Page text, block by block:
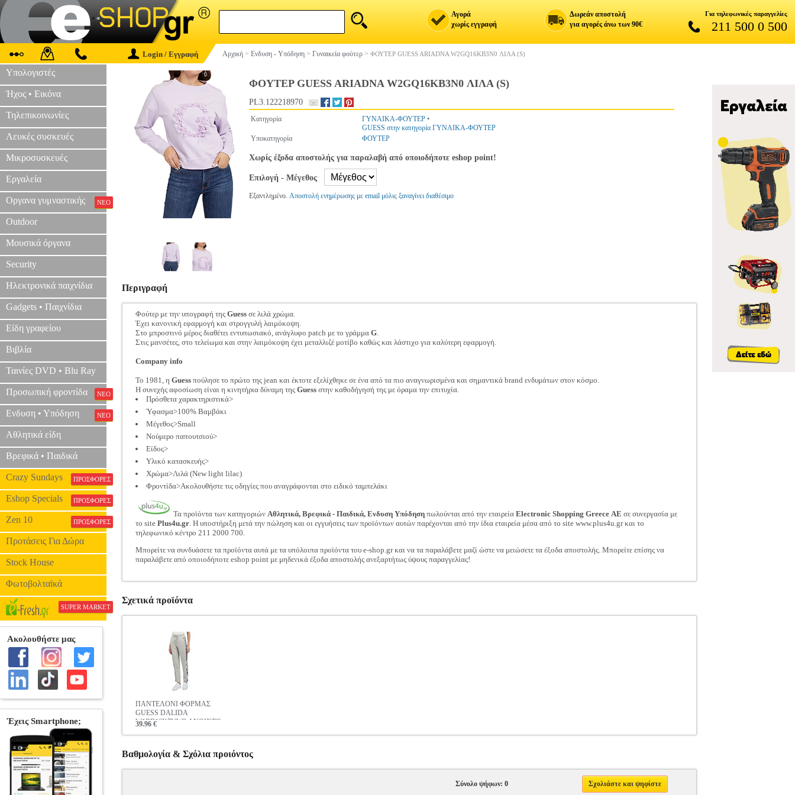
Αγορά
χωρίς εγγραφή
Δωρεάν αποστολή
για αγορές άνω των 90€
Για τηλεφωνικές παραγγελίες
211 500 0 500
Login / Εγγραφή Αρχική > Ενδυση - Υπόδηση > Γυναικεία φούτερ > ΦΟΥΤΕΡ GUESS ARIADNA W2GQ16KB3N0 ΛΙΛΑ (S)
Υπολογιστές
Ήχος • Εικόνα
Τηλεπικοινωνίες
Λευκές συσκευές
Μικροσυσκευές
Εργαλεία
Οργανα γυμναστικής ΝΕΟ
Outdoor
Μουσικά όργανα
Security
Ηλεκτρονικά παιχνίδια
Gadgets • Παιχνίδια
Είδη γραφείου
Βιβλία
Ταινίες DVD • Blu Ray
Προσωπική φροντίδα ΝΕΟ
Ενδυση • Υπόδηση ΝΕΟ
Αθλητικά είδη
Βρεφικά • Παιδικά
Crazy Sundays ΠΡΟΣΦΟΡΕΣ
Eshop Specials ΠΡΟΣΦΟΡΕΣ
Zen 10 ΠΡΟΣΦΟΡΕΣ
Προτάσεις Για Δώρα
Stock House
Φωτοβολταϊκά
SUPER MARKET
ΦΟΥΤΕΡ GUESS ARIADNA W2GQ16KB3N0 ΛΙΛΑ (S)
PL3.122218970
Κατηγορία ΓΥΝΑΙΚΑ-ΦΟΥΤΕΡ •
GUESS στην κατηγορία ΓΥΝΑΙΚΑ-ΦΟΥΤΕΡ
Υποκατηγορία
ΦΟΥΤΕΡ
Χωρίς έξοδα αποστολής για παραλαβή από οποιοδήποτε eshop point!
Επιλογή - Μέγεθος
Εξαντλημένο. Αποστολή ενημέρωσης με email μόλις ξαναγίνει διαθέσιμο
Περιγραφή
Φούτερ με την υπογραφή της Guess σε λιλά χρώμα.
Έχει κανονική εφαρμογή και στρογγυλή λαιμόκοψη.
Στο μπροστινό μέρος διαθέτει εντυπωσιακό, ανάγλυφο patch με το γράμμα G.
Στις μανσέτες, στο τελείωμα και στην λαιμόκοψη έχει μεταλλιζέ μοτίβο καθώς και λάστιχο για καλύτερη εφαρμογή.
Company info
Το 1981, η Guess πούλησε το πρώτο της jean και έκτοτε εξελίχθηκε σε ένα από τα πιο αναγνωρισμένα και σημαντικά brand ενδυμάτων στον κόσμο.
Η συνεχής αφοσίωση είναι η κινητήρια δύναμη της Guess στην καθοδήγησή της με όραμα την επιτυχία.
Πρόσθετα χαρακτηριστικά>
Ύφασμα>100% Βαμβάκι
Μέγεθος>Small
Νούμερο παπουτσιού>
Είδος>
Υλικό κατασκευής>
Χρώμα>Λιλά (New light lilac)
Φροντίδα>Ακολουθήστε τις οδηγίες που αναγράφονται στο ειδικό ταμπελάκι
Τα προϊόντα των κατηγοριών Αθλητικά, Βρεφικά - Παιδικά, Ενδυση Υπόδηση πωλούνται από την εταιρεία Electronic Shopping Greece ΑΕ σε συνεργασία με
το site Plus4u.gr. Η υποστήριξη μετά την πώληση και οι εγγυήσεις των προϊόντων αυτών παρέχονται από την ίδια εταιρεία μέσα από το site www.plus4u.gr και το
τηλεφωνικό κέντρο 211 2000 700.
Μπορείτε να συνδυάσετε τα προϊόντα αυτά με τα υπόλοιπα προϊόντα του e-shop.gr και να τα παραλάβετε μαζί ώστε να μειώσετε τα έξοδα αποστολής. Μπορείτε επίσης να
παραλάβετε από οποιοδήποτε eshop point με μηδενικά έξοδα αποστολής ανεξαρτήτως ύψους παραγγελίας!
Σχετικά προϊόντα
ΠΑΝΤΕΛΟΝΙ ΦΟΡΜΑΣ
GUESS DALIDA
W1BB16K7UW2 ΑΝΟΙΧΤΟ
39.96 €
Βαθμολογία & Σχόλια προιόντος
Σύνολο ψήφων: 0 Σχολιάστε και ψηφίστε